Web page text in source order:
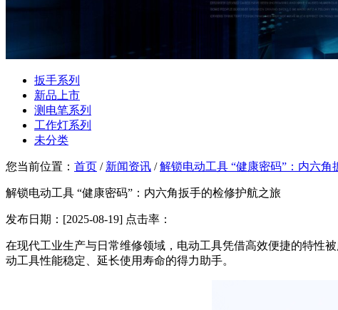
扳手系列
新品上市
测电笔系列
工作灯系列
未分类
您当前位置： 首页 / 新闻资讯 /解锁电动工具 “健康密码”：内六角
解锁电动工具 “健康密码”：内六角扳手的检修护航之旅
发布日期：[2025-08-19] 点击率：
在现代工业生产与日常维修领域，电动工具凭借高效便捷的特性
动工具性能稳定、延长使用寿命的得力助手。